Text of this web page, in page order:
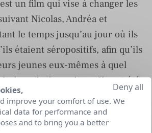
un film qui vise à changer les
Nicolas, Andréa et
le temps jusqu’au jour où ils
étaient séropositifs, afin qu’ils
jeunes eux-mêmes à quel
devenir dynamique. Ils ont été
lettre et à la lire devant une
véhiculant un message fort
le VIH ne signifie pas la fin de la
improve your comfort of use. We
data for performance and
and to bring you a better
Deny all